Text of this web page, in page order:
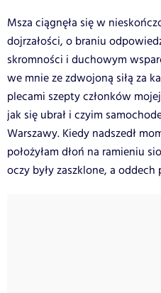
Msza ciągnęła się w
dojrzałości, o braniu
skromności i duchowym
we mnie ze zdwojoną siłą za
plecami szepty członków
jak się ubrał i czyim
Warszawy. Kiedy nadszedł
położyłam dłoń na ramieniu
oczy były zaszklone, a oddech